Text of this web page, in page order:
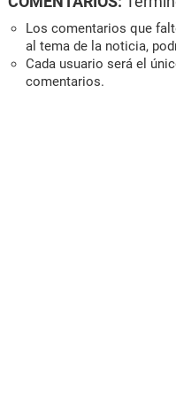
Los comentarios que
al tema de la noticia,
Cada usuario será el
comentarios.